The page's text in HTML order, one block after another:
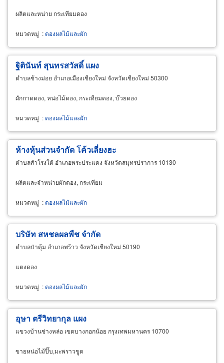
ผลิตและหน่าย กระเทียมดอง
หมวดหมู่ :ดองผลไม้และผัก
ฐิตินันท์ สุนทรสวัสดิ์ แผง
ตำบลช้างม่อย อำเภอเมืองเชียงใหม่ จังหวัดเชียงใหม่ 50300
ผักกาดดอง, หน่อไม้ดอง, กระเทียมดอง, บ๊วยดอง
หมวดหมู่ :ดองผลไม้และผัก
ห้างหุ้นส่วนจำกัด โค้วเลี่ยงฮะ
ตำบลสำโรงใต้ อำเภอพระประแดง จังหวัดสมุทรปราการ 10130
ผลิตและจำหน่ายผักดอง, กระเทียม
หมวดหมู่ :ดองผลไม้และผัก
บริษัท สหชลผลพืช จำกัด
ตำบลป่าตุ้ม อำเภอพร้าว จังหวัดเชียงใหม่ 50190
แตงดอง
หมวดหมู่ :ดองผลไม้และผัก
อุษา ตรีวิทยากุล แผง
แขวงบ้านช่างหล่อ เขตบางกอกน้อย กรุงเทพมหานคร 10700
ขายหน่อไม้ปิ๊บ,มะพราวขูด